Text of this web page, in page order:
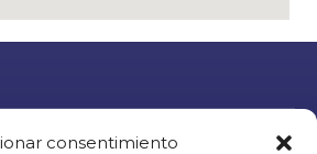
consentimiento